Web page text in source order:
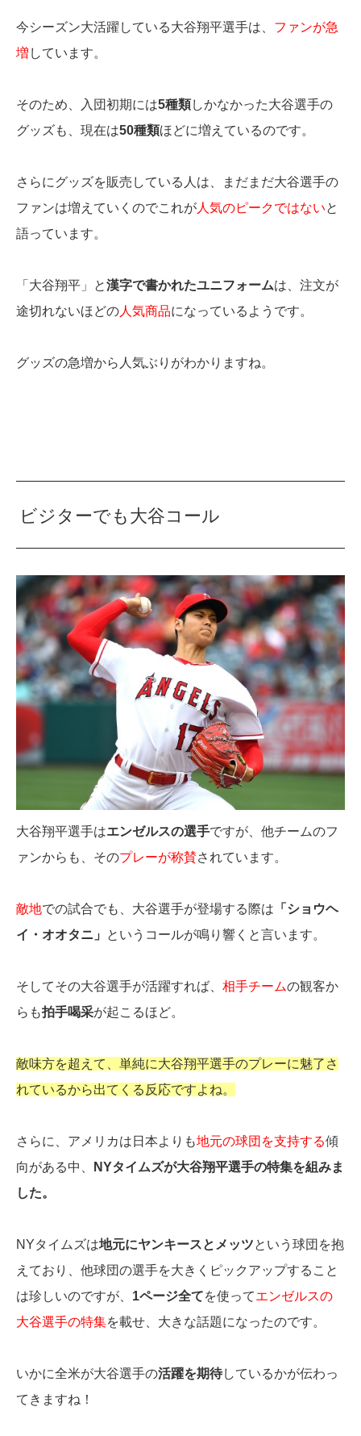
今シーズン大活躍している大谷翔平選手は、 ファンが急
増 しています。
そのため、入団初期には5種類しかなかった大谷選手の
グッズも、現在は50種類ほどに増えているのです。
さらにグッズを販売している人は、まだまだ大谷選手の
ファンは増えていくのでこれが人気のピークではないと
語っています。
「大谷翔平」と漢字で書かれたユニフォームは、注文が
途切れないほどの人気商品になっているようです。
グッズの急増から人気ぶりがわかりますね。
ビジターでも大谷コール
大谷翔平選手はエンゼルスの選手ですが、他チームのフ
ァンからも、そのプレーが称賛されています。
敵地での試合でも、大谷選手が登場する際は 「ショウヘ
イ・オオタニ」
というコールが鳴り響くと言います。
そしてその大谷選手が活躍すれば、 相手チームの観客か
らも拍手喝采が起こるほど。
敵味方を超えて、単純に大谷翔平選手のプレーに魅了さ
れているから出てくる反応ですよね。
さらに、アメリカは日本よりも地元の球団を支持する傾
向がある中、
NYタイムズが大谷翔平選手の特集を組みま
した。
NYタイムズは地元にヤンキースとメッツという球団を抱
えており、他球団の選手を大きくピックアップすること
は珍しいのですが、 1ページ全てを使ってエンゼルスの
大谷選手の特集を載せ、大きな話題になったのです。
いかに全米が大谷選手の活躍を期待しているかが伝わっ
てきますね！